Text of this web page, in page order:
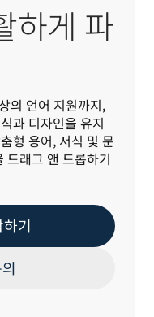
하게 파
의 언어 지원까지,
과 디자인을 유지
형 용어, 서식 및 문
드래그 앤 드롭하기
기